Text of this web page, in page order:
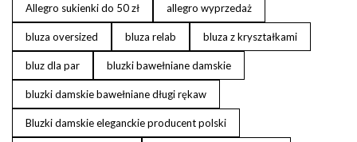
Allegro sukienki do 50 zł allegro wyprzedaż
bluza oversized bluza relab bluza z kryształkami
bluz dla par bluzki bawełniane damskie
bluzki damskie bawełniane długi rękaw
Bluzki damskie eleganckie producent polski